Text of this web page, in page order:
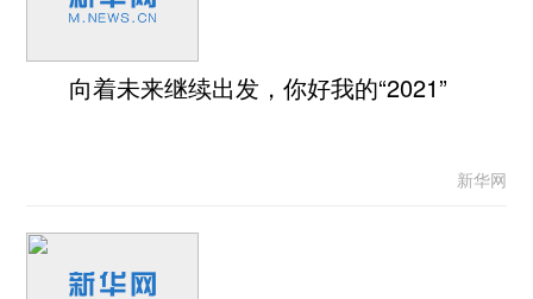
向着未来继续出发，你好我的“2021”
新华网